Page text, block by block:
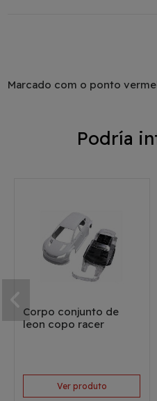
Marcado com o ponto
Podría
Corpo conjunto de
leon copo racer
Ver produto